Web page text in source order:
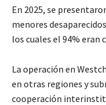
En 2025, se
menores
los cuales el 94% eran
La operación en
en otras regiones y
cooperación